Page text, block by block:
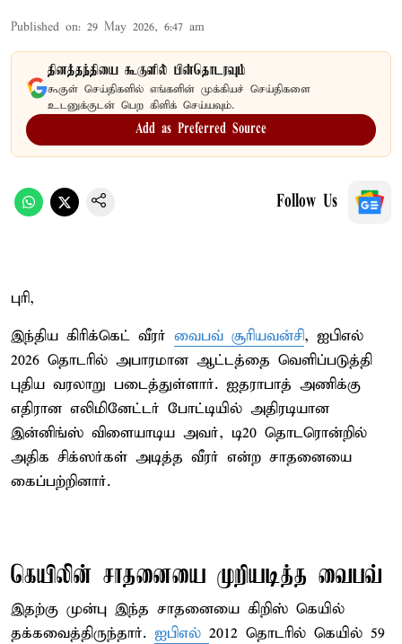
Published on: 29 May 2026, 6:47 am
தினத்தந்தியை கூகுளில் பின்தொடரவும்
கூகுள் செய்திகளில் எங்களின் முக்கியச் செய்திகளை
உடனுக்குடன் பெற கிளிக் செய்யவும்.
Add as Preferred Source
Follow Us
புரி,
இந்திய கிரிக்கெட் வீரர் வைபவ் சூரியவன்சி, ஐபிஎல்
2026 தொடரில் அபாரமான ஆட்டத்தை வெளிப்படுத்தி
புதிய வரலாறு படைத்துள்ளார். ஐதராபாத் அணிக்கு
எதிரான எலிமினேட்டர் போட்டியில் அதிரடியான
இன்னிங்ஸ் விளையாடிய அவர், டி20 தொடரொன்றில்
அதிக சிக்ஸர்கள் அடித்த வீரர் என்ற சாதனையை
கைப்பற்றினார்.
கெயிலின் சாதனையை முறியடித்த வைபவ்
இதற்கு முன்பு இந்த சாதனையை கிறிஸ் கெயில்
தக்கவைத்திருந்தார். ஐபிஎல் 2012 தொடரில் கெயில் 59